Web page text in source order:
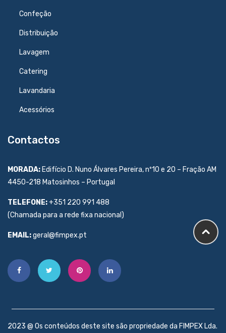
Confeção
Distribuição
Lavagem
Catering
Lavandaria
Acessórios
Contactos
MORADA: Edifício D. Nuno Álvares Pereira, nº10 e 20 – Fração AM
4450-218 Matosinhos – Portugal
TELEFONE:+351 220 991 488
(Chamada para a rede fixa nacional)
EMAIL:geral@fimpex.pt
2023 @ Os conteúdos deste site são propriedade da FIMPEX Lda.